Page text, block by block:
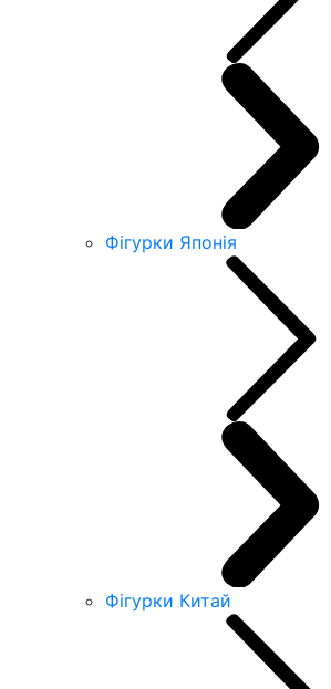
Фігурки Японія
Фігурки Китай